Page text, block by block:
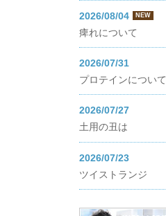
2026/08/04 NEW
痺れについて
2026/07/31
プロテインについて
2026/07/27
土用の丑は
2026/07/23
ツイストランジ